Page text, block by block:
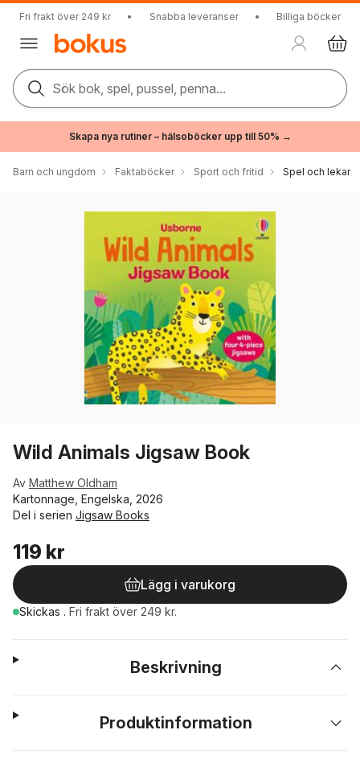
Fri frakt över 249 kr • Snabba leveranser • Billiga böcker
Sök bok, spel, pussel, penna...
Skapa nya rutiner – hälsoböcker upp till 50% →
Barn och ungdom Faktaböcker Sport och fritid Spel och lekar
Wild Animals Jigsaw Book
Av Matthew Oldham
Kartonnage, Engelska, 2026
Del i serien Jigsaw Books
119 kr
Lägg i varukorg
Skickas . Fri frakt över 249 kr.
Beskrivning
Produktinformation